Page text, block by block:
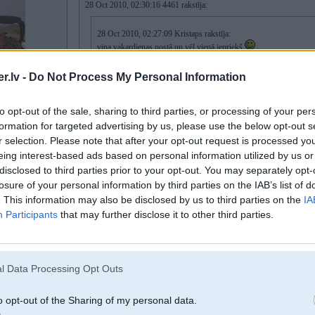
- Do Not Process My Personal Information
opt-out of the sale, sharing to third parties, or processing of your
for targeted advertising by us, please use the below opt-out
selection. Please note that after your opt-out request is processed
interest-based ads based on personal information utilized by us
to third parties prior to your opt-out. You may separately
of your personal information by third parties on the IAB’s list of
This information may also be disclosed by us to third parties on the
Participants that may further disclose it to other third parties.
Data Processing Opt Outs
opt-out of the Sharing of my personal data.
E46 Ci
28 Oct 2010, 02:30:16 4461 rakstīja:
28 Oct 2010, 02:27:09 Kristaps rakstīja:
viņa vakardienas postā un vēl vienā iepriekš
tas ipasi neko nesaka, es gribu ziinat kadu motoru labA UN
PASKATOSOS KO JUS MAN PIEDAVASIET PAR AUTO, UN
kaadam meerķim?
dragreisam!
mans studenta variants - 2.0 diizelis, 6-6.5L uz 100km. aardiishanaas nav,
cenaas, kaa arii pieejamas.